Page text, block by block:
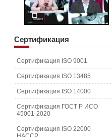
Сертификация
Сертификация ISO 9001
Сертификация ISO 13485
Сертификация ISO 14000
Сертификация ГОСТ Р ИСО
45001-2020
Сертификация ISO 22000